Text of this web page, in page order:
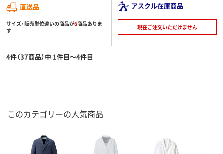
直送品
サイズ・販売単位違いの商品が6商品ありま
す
アスクル在庫商品
現在ご注文いただけません
4件（37商品）中 1件目～4件目
このカテゴリーの人気商品